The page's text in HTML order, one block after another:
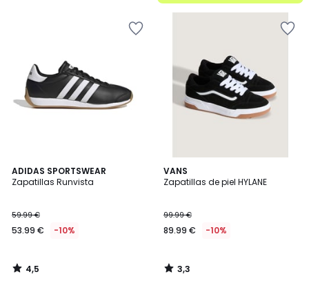
ADIDAS SPORTSWEAR
Zapatillas Runvista
59.99 €
53.99 € -10%
4,5
/ 5
4,5
/
VANS
Zapatillas de piel HYLANE
99.99 €
89.99 € -10%
3,3
/ 5
3,3
/